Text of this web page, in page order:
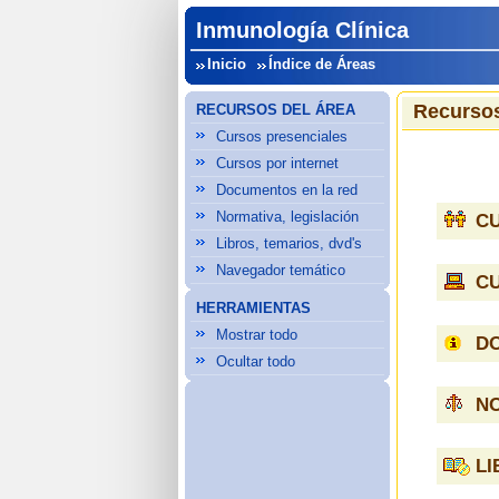
Inmunología Clínica
Inicio Índice de Áreas
RECURSOS DEL ÁREA
Cursos presenciales
Cursos por internet
Documentos en la red
Normativa, legislación
Libros, temarios, dvd's
Navegador temático
HERRAMIENTAS
Mostrar todo
Ocultar todo